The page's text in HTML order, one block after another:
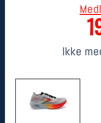
Ikke
Torggata 20
0183 Oslo